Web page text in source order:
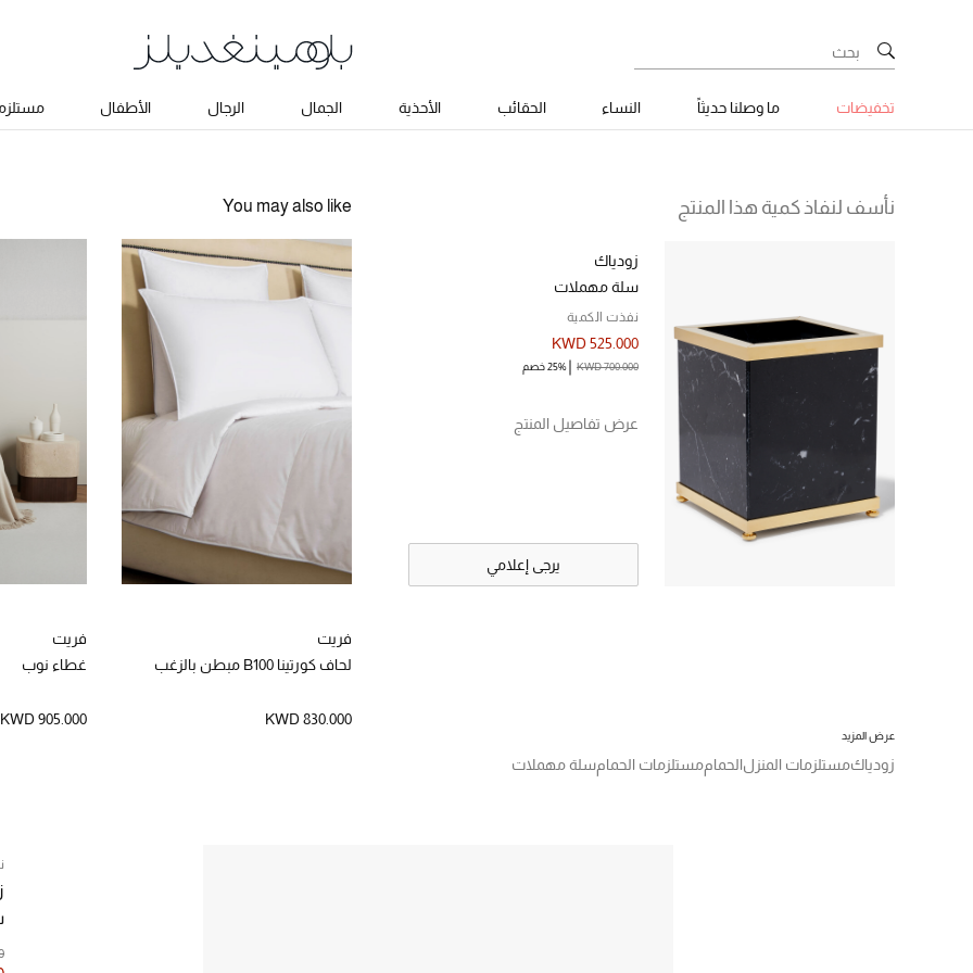
تخفيضات ما وصلنا حديثاً النساء الحقائب الأحذية الجمال الرجال الأطفال
نأسف لنفاذ كمية هذا المنتج
زودياك
سلة مهملات
نفذت الكمية
KWD 525.000
KWD 700.000 25% خصم
عرض تفاصيل المنتج
يرجى إعلامي
عرض المزيد
زودياكمستلزمات المنزلالحماممستلزمات الحمامسلة مهملات
You may also like
فريت
لحاف كورتينا B100 مبطن بالزغب
KWD 830.000
فريت
غطاء نوب
KWD 905.000